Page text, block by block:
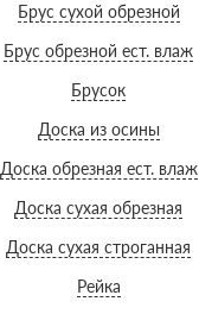
Брус сухой обрезной
Брус обрезной ест. влаж
Брусок
Доска из осины
Доска обрезная ест. влаж
Доска сухая обрезная
Доска сухая строганная
Рейка